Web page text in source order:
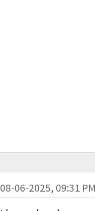
08-06-2025, 09:31